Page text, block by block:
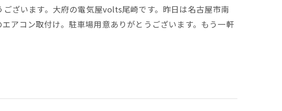
ざいます。大府の電気屋volts尾崎です。昨日は名古屋市南
アコン取付け。駐車場用意ありがとうございます。もう一軒